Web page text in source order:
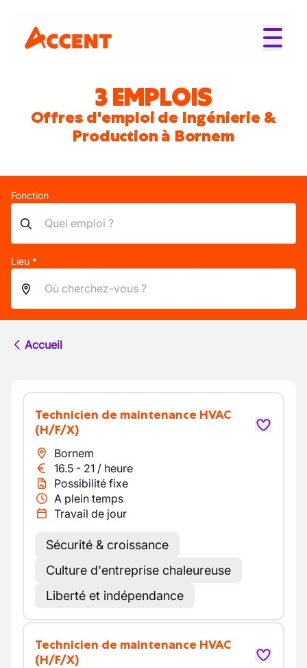
3 EMPLOIS
Offres d'emploi de Ingénierie &
Production à Bornem
Fonction
Lieu *
Accueil
Technicien de maintenance HVAC
(H/F/X)
Bornem
16.5 - 21 / heure
Possibilité fixe
A plein temps
Travail de jour
Sécurité & croissance
Culture d'entreprise chaleureuse
Liberté et indépendance
Technicien de maintenance HVAC
(H/F/X)